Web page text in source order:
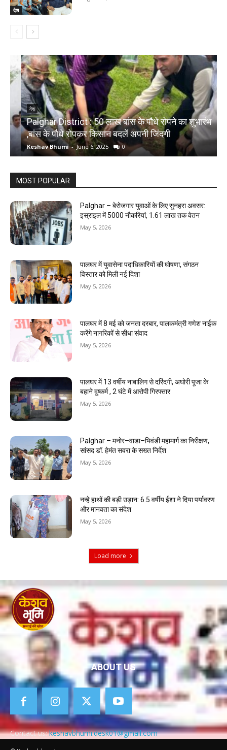
देश
देश
Palghar District : 50 लाख बांस के पौधे रोपने का शुभारंभ
,बांस के पौधे रोपकर किसान बदलें अपनी जिंदगी
Keshav Bhumi - June 6, 2025 0
MOST POPULAR
Palghar – बेरोजगार युवाओं के लिए सुनहरा अवसर:
इस्राइल में 5000 नौकरियां, ₹1.61 लाख तक वेतन
May 5, 2026
पालघर में युवासेना पदाधिकारियों की घोषणा, संगठन
विस्तार को मिली नई दिशा
May 5, 2026
पालघर में 8 मई को जनता दरबार, पालकमंत्री गणेश नाईक
करेंगे नागरिकों से सीधा संवाद
May 5, 2026
पालघर में 13 वर्षीय नाबालिग से दरिंदगी, अघोरी पूजा के
बहाने दुष्कर्म , 2 घंटे में आरोपी गिरफ्तार
May 5, 2026
Palghar – मनोर–वाडा–भिवंडी महामार्ग का निरीक्षण,
सांसद डॉ. हेमंत सवरा के सख्त निर्देश
May 5, 2026
नन्हे हाथों की बड़ी उड़ान: 6.5 वर्षीय ईशा ने दिया पर्यावरण
और मानवता का संदेश
May 5, 2026
Load more
ABOUT US
Contact us:keshavbhumi.desk01@gmail.com